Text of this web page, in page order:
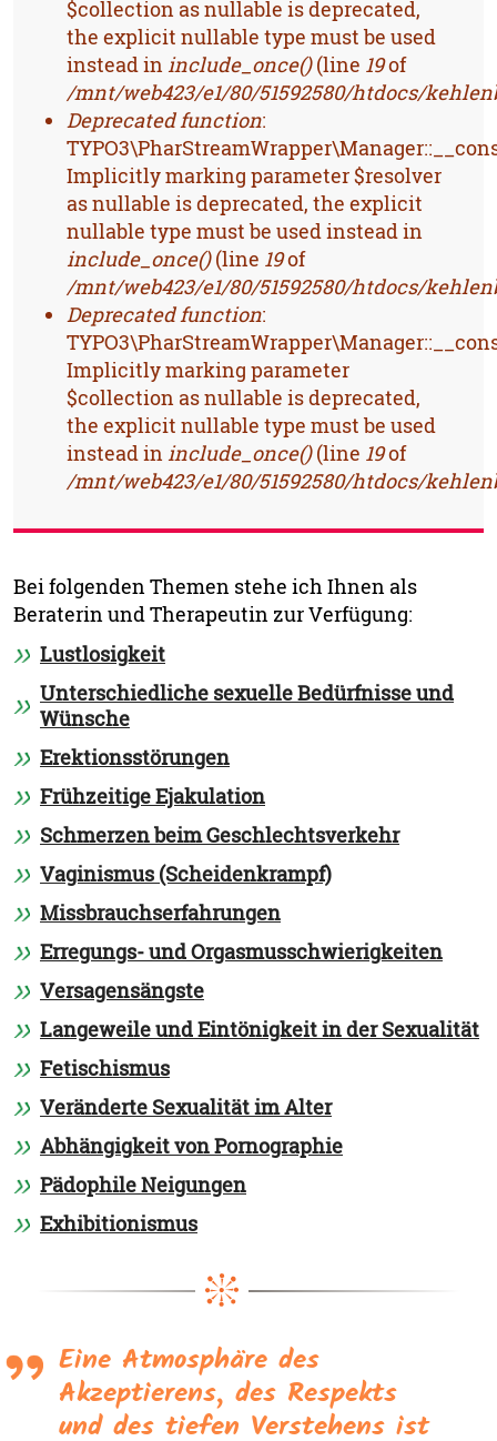
$collection as nullable is deprecated,
the explicit nullable type must be used
instead in include_once()(line 19of
/mnt/web423/e1/80/51592580/htdocs/
Deprecated function:
Implicitly marking parameter $resolver
as nullable is deprecated, the explicit
nullable type must be used instead in
include_once()(line 19of
/mnt/web423/e1/80/51592580/htdocs/
Deprecated function:
Implicitly marking parameter
$collection as nullable is deprecated,
the explicit nullable type must be used
instead in include_once()(line 19of
/mnt/web423/e1/80/51592580/htdocs/
Bei folgenden Themen stehe ich Ihnen als
Beraterin und Therapeutin zur Verfügung:
Lustlosigkeit
Unterschiedliche sexuelle Bedürfnisse und
Wünsche
Erektionsstörungen
Frühzeitige Ejakulation
Schmerzen beim Geschlechtsverkehr
Vaginismus (Scheidenkrampf)
Missbrauchserfahrungen
Erregungs- und Orgasmusschwierigkeiten
Versagensängste
Langeweile und Eintönigkeit in der Sexualität
Fetischismus
Veränderte Sexualität im Alter
Abhängigkeit von Pornographie
Pädophile Neigungen
Exhibitionismus
Eine Atmosphäre des
Akzeptierens, des Respekts
und des tiefen Verstehens ist